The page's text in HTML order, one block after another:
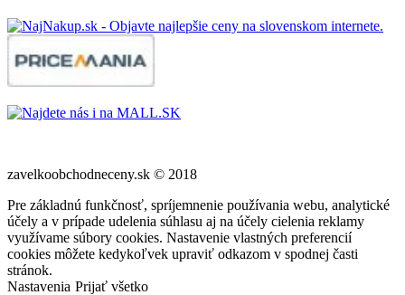
zavelkoobchodneceny.sk © 2018
Pre základnú funkčnosť, spríjemnenie používania webu, analytické
účely a v prípade udelenia súhlasu aj na účely cielenia reklamy
využívame súbory cookies. Nastavenie vlastných preferencií
cookies môžete kedykoľvek upraviť odkazom v spodnej časti
stránok.
Nastavenia Prijať všetko